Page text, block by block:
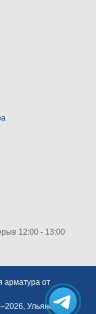
12:00 - 13:00
арматура от
Ульяновск